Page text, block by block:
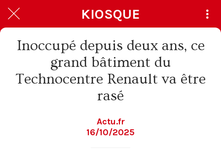
KIOSQUE
Inoccupé depuis deux ans, ce
grand bâtiment du
Technocentre Renault va être
rasé
Actu.fr
16/10/2025